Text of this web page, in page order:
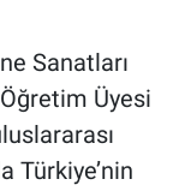
Sanatları
Üyesi
Türkiye’nin